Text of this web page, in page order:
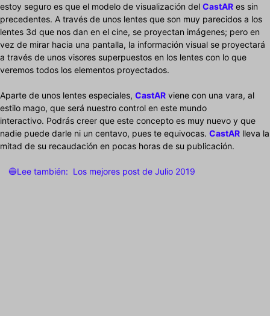
estoy seguro es que el modelo de visualización del CastAR es sin
precedentes. A través de unos lentes que son muy parecidos a los
lentes 3d que nos dan en el cine, se proyectan imágenes; pero en
vez de mirar hacia una pantalla, la información visual se proyectará
a través de unos visores superpuestos en los lentes con lo que
veremos todos los elementos proyectados.
Aparte de unos lentes especiales, CastAR viene con una vara, al
estilo mago, que será nuestro control en este mundo
interactivo. Podrás creer que este concepto es muy nuevo y que
nadie puede darle ni un centavo, pues te equivocas. CastAR lleva la
mitad de su recaudación en pocas horas de su publicación.
🔵Lee también: Los mejores post de Julio 2019